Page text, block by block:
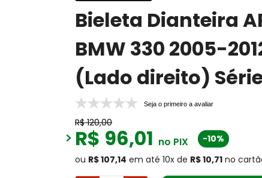
Bieleta Dianteira
BMW 330 2005-
(Lado direito)
Seja o primeiro a avaliar
R$ 120,00
R$ 96,01 no PIX
-10%
ou R$ 107,14 em até 10x de R$ 10,71 no